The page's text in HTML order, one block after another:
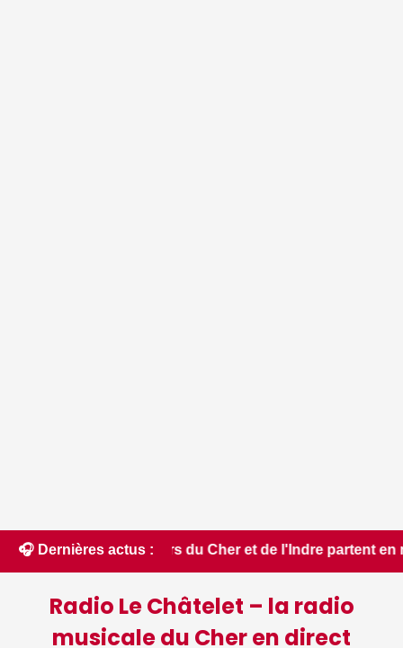
🎧 Dernières actus :
du Cher et de l'Indre partent en renfort feux
Radio Le Châtelet – la radio
musicale du Cher en direct